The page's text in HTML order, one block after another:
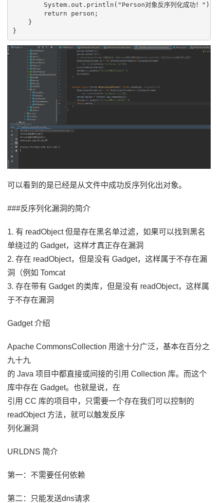
        System.out.println("Person对象反序列化成功！");
        return person;
    }
可以看到的是已经是从文件中成功反序列化出对象。
###反序列化漏洞的简介
1. 有 readObject 但是存在黑名单过滤，如果可以找到黑名
单绕过的 Gadget，这样才真正存在漏洞
2. 存在 readObject，但是没有 Gadget，这样属于不存在漏
洞（例如 Tomcat
3. 存在带有 Gadget 的类库，但是没有 readObject，这样属
于不存在漏洞
Gadget 介绍
Apache CommonsCollection 用途十分广泛，基本在百分之
九十九
的 Java 项目中都直接或间接的引用 Collection 库。而这个
库中存在 Gadget。也就是说，在
引用 CC 库的项目中，只需要一个存在我们可以控制的
readObject 方法，就可以触发反序
列化漏洞
URLDNS 简介
第一：不需要任何依赖
第二：只能发送dns请求